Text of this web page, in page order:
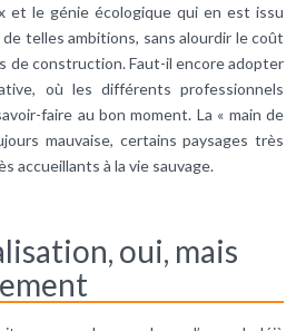
et le génie écologique qui en est issu
telles ambitions, sans alourdir le coût
de construction. Faut-il encore adopter
où les différents professionnels
faire au bon moment. La « main de
mauvaise, certains paysages très
accueillants à la vie sauvage.
oui, mais